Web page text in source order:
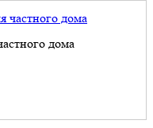
дома